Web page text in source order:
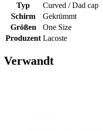
Typ
Curved / Dad cap
Schirm
Gekrümmt
Größen
One Size
Produzent Lacoste
Verwandt